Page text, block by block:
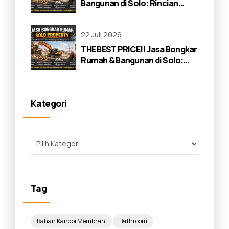
Bangunan di Solo: Rincian
22 Juli 2026
THE BEST PRICE!! Jasa Bongkar
Rumah & Bangunan di Solo:
Kategori
Tag
Bahan Kanopi Membran Bathroom